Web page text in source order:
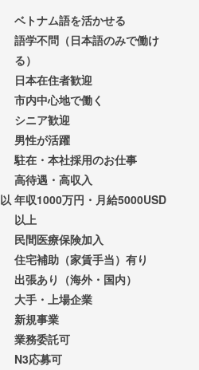
ベトナム語を活かせる
語学不問（日本語のみで働け
る）
日本在住者歓迎
市内中心地で働く
シニア歓迎
男性が活躍
駐在・本社採用のお仕事
高待遇・高収入
年収1000万円・月給5000USD
以上
民間医療保険加入
住宅補助（家賃手当）有り
出張あり（海外・国内）
大手・上場企業
新規事業
業務委託可
N3応募可